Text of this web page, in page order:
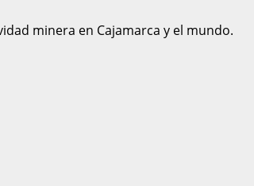
minera en Cajamarca y el mundo.